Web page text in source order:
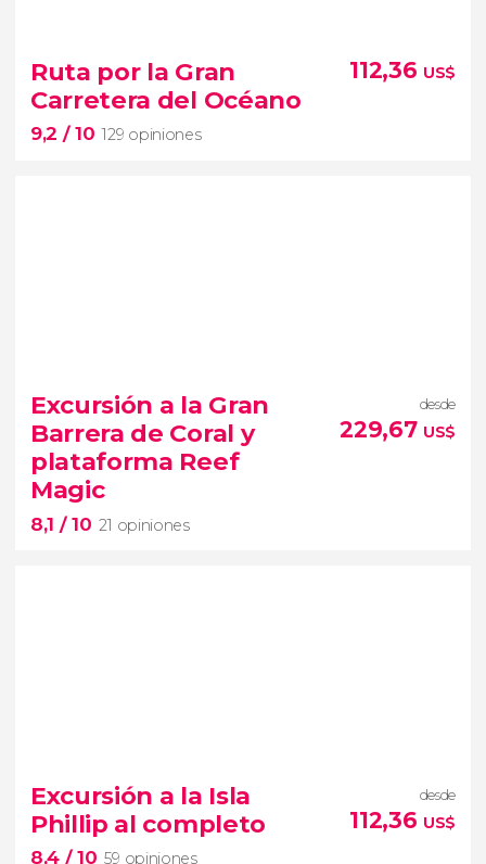
excursión a las Montañas Azules
Scenic World
tren Zig Zag
Three Sisters
Valle Jamison
Ruta por la Gran
Carretera del Océano
9,2 / 10 129 opiniones
112,36 US$
129 opiniones
descubrir
qué secretos entraña el sureste de Australia
Excursión a la Gran
Barrera de Coral y
plataforma Reef
Magic
8,1 / 10 21 opiniones
desde
229,67 US$
21 opiniones
el espectacular fondo
marino desde la famosa plataforma Reef Magic
Excursión a la Isla
Phillip al completo
8,4 / 10 59 opiniones
desde
112,36 US$